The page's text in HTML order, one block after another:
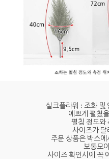
실크플라워 : 조화 및
예쁘게 펼쳤
펼침 정도와
사이즈가 달
주문 상품은 박스에
보통모
사이즈 확인시에 꼭